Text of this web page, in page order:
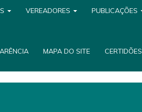
VEREADORES PUBLICAÇÕES
MAPA DO SITE CERTIDÕES